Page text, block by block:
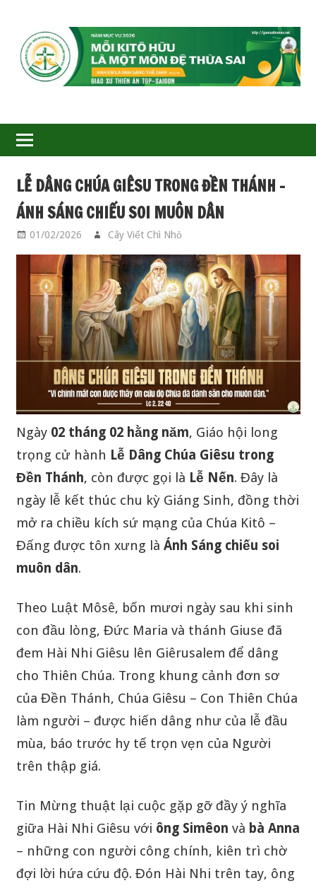
GIÁO
XỨ
THIÊN
ÂN-
TGP
SAIGON
LỄ DÂNG CHÚA GIÊSU TRONG ĐỀN THÁNH –
ÁNH SÁNG CHIẾU SOI MUÔN DÂN
01/02/2026 Cây Viết Chì Nhỏ
Ngày 02 tháng 02 hằng năm, Giáo hội long
trọng cử hành Lễ Dâng Chúa Giêsu trong
Đền Thánh, còn được gọi là Lễ Nến. Đây là
ngày lễ kết thúc chu kỳ Giáng Sinh, đồng thời
mở ra chiều kích sứ mạng của Chúa Kitô –
Đấng được tôn xưng là Ánh Sáng chiếu soi
muôn dân.
Theo Luật Môsê, bốn mươi ngày sau khi sinh
con đầu lòng, Đức Maria và thánh Giuse đã
đem Hài Nhi Giêsu lên Giêrusalem để dâng
cho Thiên Chúa. Trong khung cảnh đơn sơ
của Đền Thánh, Chúa Giêsu – Con Thiên Chúa
làm người – được hiến dâng như của lễ đầu
mùa, báo trước hy tế trọn vẹn của Người
trên thập giá.
Tin Mừng thuật lại cuộc gặp gỡ đầy ý nghĩa
giữa Hài Nhi Giêsu với ông Simêon và bà Anna
– những con người công chính, kiên trì chờ
đợi lời hứa cứu độ. Đón Hài Nhi trên tay, ông